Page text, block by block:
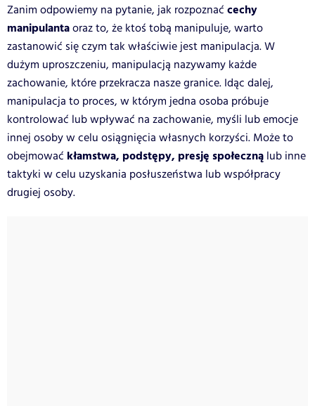
Zanim odpowiemy na pytanie, jak rozpoznać cechy
manipulantaoraz to, że ktoś tobą manipuluje, warto
zastanowić się czym tak właściwie jest manipulacja. W
dużym uproszczeniu, manipulacją nazywamy każde
zachowanie, które przekracza nasze granice. Idąc dalej,
manipulacja to proces, w którym jedna osoba próbuje
kontrolować lub wpływać na zachowanie, myśli lub emocje
innej osoby w celu osiągnięcia własnych korzyści. Może to
obejmować kłamstwa, podstępy, presję społeczną lub inne
taktyki w celu uzyskania posłuszeństwa lub współpracy
drugiej osoby.